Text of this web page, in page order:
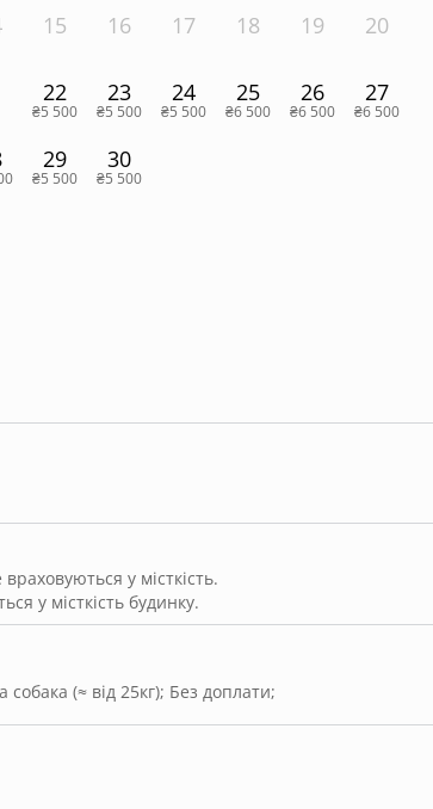
15 16 17 18 19 20
22
₴5 500
23
₴5 500
24
₴5 500
25
₴6 500
26
₴6 500
27
₴6 500
29
₴5 500
30
₴5 500
(≈ від 25кг); Без доплати;
у місткість.
у місткість будинку.